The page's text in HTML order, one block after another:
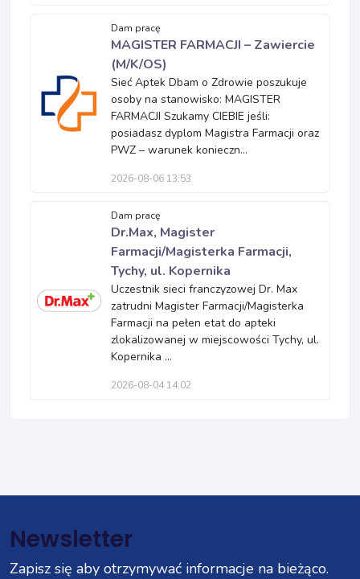
Dam pracę
MAGISTER FARMACJI – Zawiercie
(M/K/OS)
Sieć Aptek Dbam o Zdrowie poszukuje
osoby na stanowisko: MAGISTER
FARMACJI Szukamy CIEBIE jeśli:
posiadasz dyplom Magistra Farmacji oraz
PWZ – warunek konieczn...
2026-08-06 13:53
Dam pracę
Dr.Max, Magister
Farmacji/Magisterka Farmacji,
Tychy, ul. Kopernika
Uczestnik sieci franczyzowej Dr. Max
zatrudni Magister Farmacji/Magisterka
Farmacji na pełen etat do apteki
zlokalizowanej w miejscowości Tychy, ul.
Kopernika ...
2026-08-04 14:02
Newsletter
Zapisz się aby otrzymywać informacje na bieżąco.